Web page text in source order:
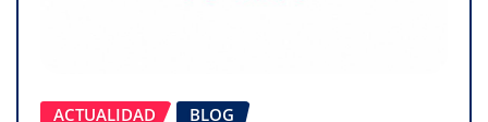
ACTUALIDAD BLOG